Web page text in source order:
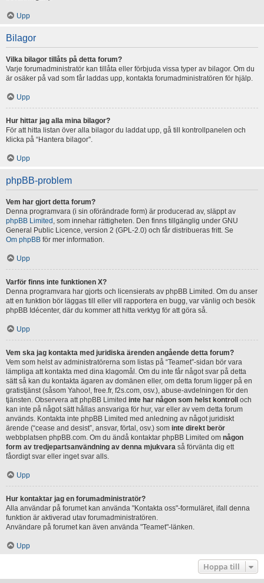
Upp
Bilagor
Vilka bilagor tillåts på detta forum?
Varje forumadministratör kan tillåta eller förbjuda vissa typer av bilagor. Om du
är osäker på vad som får laddas upp, kontakta forumadministratören för hjälp.
Upp
Hur hittar jag alla mina bilagor?
För att hitta listan över alla bilagor du laddat upp, gå till kontrollpanelen och
klicka på “Hantera bilagor”.
Upp
phpBB-problem
Vem har gjort detta forum?
Denna programvara (i sin oförändrade form) är producerad av, släppt av
phpBB Limited , som innehar rättigheten. Den finns tillgänglig under GNU
General Public Licence, version 2 (GPL-2.0) och får distribueras fritt. Se
Om phpBB för mer information.
Upp
Varför finns inte funktionen X?
Denna programvara har gjorts och licensierats av phpBB Limited. Om du anser
att en funktion bör läggas till eller vill rapportera en bugg, var vänlig och besök
phpBB Idécenter, där du kommer att hitta verktyg för att göra så.
Upp
Vem ska jag kontakta med juridiska ärenden angående detta forum?
Vem som helst av administratörerna som listas på “Teamet”-sidan bör vara
lämpliga att kontakta med dina klagomål. Om du inte får något svar på detta
sätt så kan du kontakta ägaren av domänen eller, om detta forum ligger på en
gratistjänst (såsom Yahoo!, free.fr, f2s.com, osv.), abuse-avdelningen för den
tjänsten. Observera att phpBB Limited inte har någon som helst kontroll
och
kan inte på något sätt hållas ansvariga för hur, var eller av vem detta forum
används. Kontakta inte phpBB Limited med anledning av något juridiskt
ärende (“cease and desist”, ansvar, förtal, osv.) som inte direkt berör
webbplatsen phpBB.com. Om du ändå kontaktar phpBB Limited om någon
form av tredjepartsanvändning av denna mjukvara så förvänta dig ett
fåordigt svar eller inget svar alls.
Upp
Hur kontaktar jag en forumadministratör?
Alla användar på forumet kan använda "Kontakta oss"-formuläret, ifall denna
funktion är aktiverad utav forumadministratören.
Användare på forumet kan även använda "Teamet"-länken.
Upp
Hoppa till